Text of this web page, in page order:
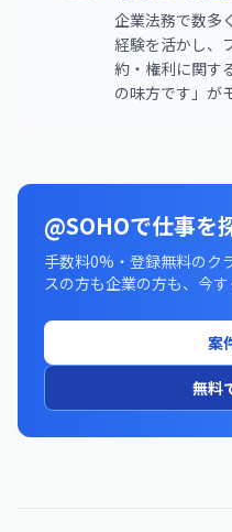
企業法務で数多
経験を活かし、
約・権利に関す
の味方です」が
@SOHOで仕事を
手数料0%・登録無料のク
スの方も企業の方も、今す
案
無料